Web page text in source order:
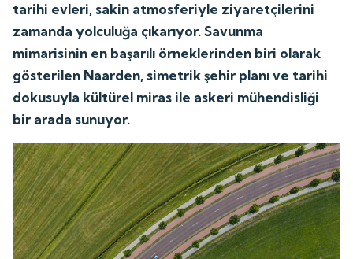
tarihi evleri, sakin atmosferiyle ziyaretçilerini
zamanda yolculuğa çıkarıyor. Savunma
mimarisinin en başarılı örneklerinden biri olarak
gösterilen Naarden, simetrik şehir planı ve tarihi
dokusuyla kültürel miras ile askeri mühendisliği
bir arada sunuyor.